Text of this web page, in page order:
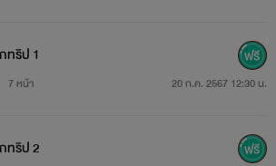
ทริป 1
7 หน้า 20 ก.ค. 2567 12:30 น.
ทริป 2